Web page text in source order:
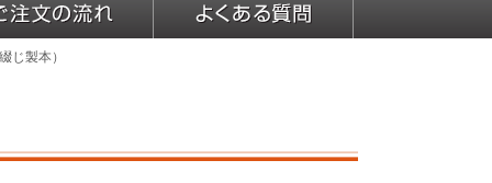
じ製本）